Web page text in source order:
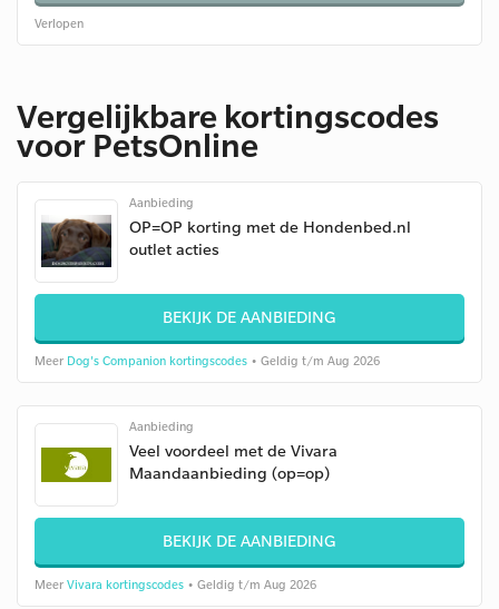
Verlopen
Vergelijkbare kortingscodes
voor PetsOnline
Aanbieding
OP=OP korting met de Hondenbed.nl
outlet acties
BEKIJK DE AANBIEDING
Meer Dog's Companion kortingscodes • Geldig t/m Aug 2026
Aanbieding
Veel voordeel met de Vivara
Maandaanbieding (op=op)
BEKIJK DE AANBIEDING
Meer Vivara kortingscodes • Geldig t/m Aug 2026